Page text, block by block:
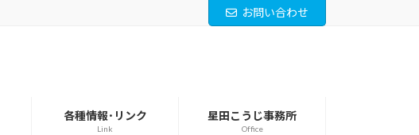
お問い合わせ
各種情報･リンク
Link
星田こうじ事務所
Office